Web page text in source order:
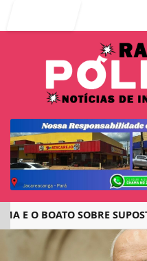
O BOATO SOBRE SUPOSTA
EM ALTA